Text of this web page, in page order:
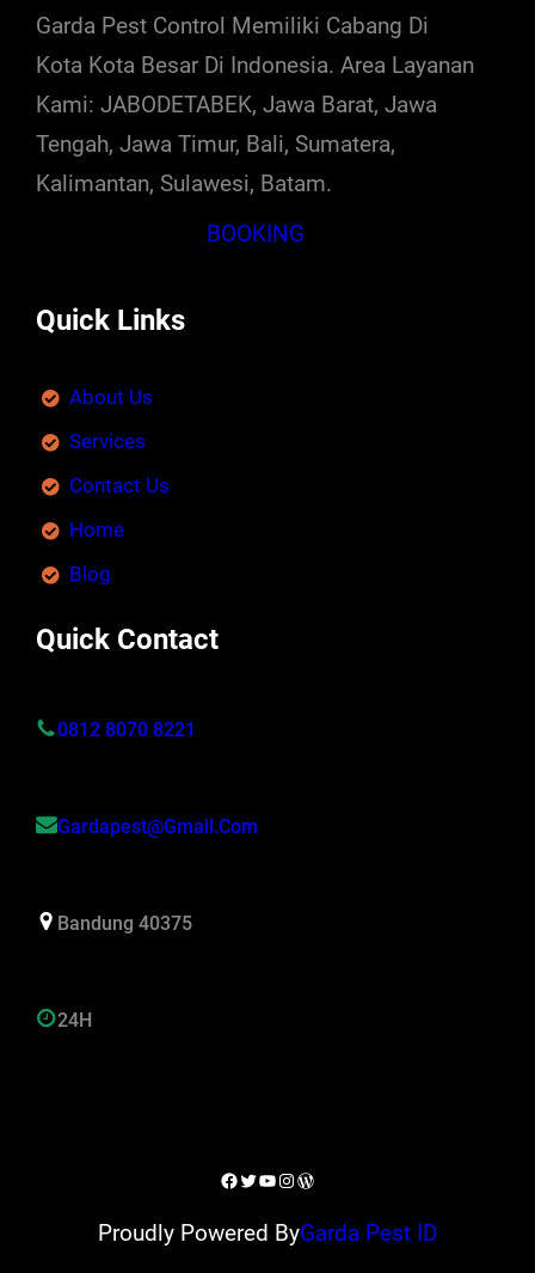
Garda Pest Control Memiliki Cabang Di
Kota Kota Besar Di Indonesia. Area Layanan
Kami: JABODETABEK, Jawa Barat, Jawa
Tengah, Jawa Timur, Bali, Sumatera,
Kalimantan, Sulawesi, Batam.
BOOKING
Quick Links
About Us
Services
Contact Us
Home
Blog
Quick Contact
0812 8070 8221
Gardapest@gmail.com
Bandung 40375
24H
Facebook
Twitter
YouTube
Instagram
WordPress
Proudly Powered ByGarda Pest ID